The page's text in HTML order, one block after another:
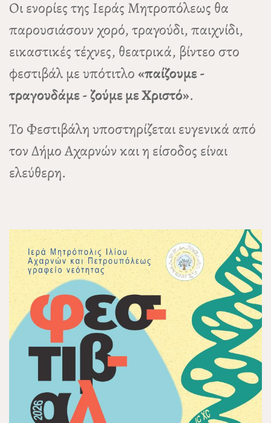
Οι ενορίες της Ιεράς Μητροπόλεως θα
παρουσιάσουν χορό, τραγούδι, παιχνίδι,
εικαστικές τέχνες, θεατρικά, βίντεο στο
φεστιβάλ με υπότιτλο«παίζουμε -
τραγουδάμε - ζούμε με Χριστό».
Το Φεστιβάλη υποστηρίζεται ευγενικά από
τον Δήμο Αχαρνών και η είσοδος είναι
ελεύθερη.